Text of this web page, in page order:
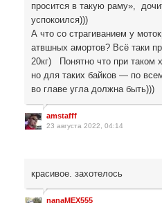
просится в такую раму»,
успокоился)))
А что со страгиванием у
атвшных амортов? Всё таки
20кг) Понятно что при таком
но для таких байков — по
во главе угла должна быть)))
amstafff
23 августа 2022, 04:14
красивое. захотелось
nanaMEX555